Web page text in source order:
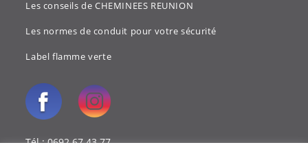
Les conseils de CHEMINEES REUNION
Les normes de conduit pour votre sécurité
Label flamme verte
Tél : 0692 67 43 77